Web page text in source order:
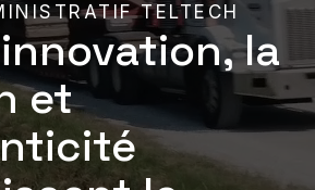
TELTECH
la
et